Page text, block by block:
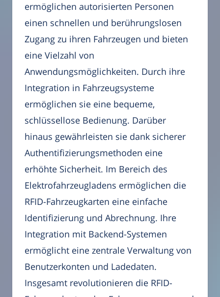
ermöglichen autorisierten Personen
einen schnellen und berührungslosen
Zugang zu ihren Fahrzeugen und bieten
eine Vielzahl von
Anwendungsmöglichkeiten. Durch ihre
Integration in Fahrzeugsysteme
ermöglichen sie eine bequeme,
schlüssellose Bedienung. Darüber
hinaus gewährleisten sie dank sicherer
Authentifizierungsmethoden eine
erhöhte Sicherheit. Im Bereich des
Elektrofahrzeugladens ermöglichen die
RFID-Fahrzeugkarten eine einfache
Identifizierung und Abrechnung. Ihre
Integration mit Backend-Systemen
ermöglicht eine zentrale Verwaltung von
Benutzerkonten und Ladedaten.
Insgesamt revolutionieren die RFID-